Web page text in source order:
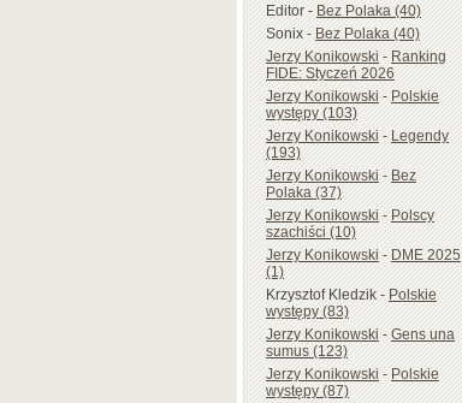
Editor-Bez Polaka (40)
Sonix-Bez Polaka (40)
Jerzy Konikowski-Ranking
FIDE: Styczeń 2026
Jerzy Konikowski-Polskie
występy (103)
Jerzy Konikowski-Legendy
(193)
Jerzy Konikowski-Bez
Polaka (37)
Jerzy Konikowski-Polscy
szachiści (10)
Jerzy Konikowski-DME 2025
(1)
Krzysztof Kledzik-Polskie
występy (83)
Jerzy Konikowski-Gens una
sumus (123)
Jerzy Konikowski-Polskie
występy (87)